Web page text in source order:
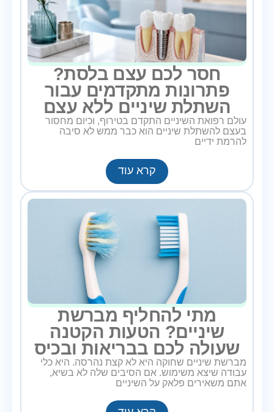
חסר לכם עצם בלסת?
פתרונות מתקדמים עבור
השתלת שיניים ללא עצם
עולם רפואת השיניים התקדם בטירוף, וכיום מחסור
בעצם להשתלת שיניים הוא כבר ממש לא סיבה
להרמת ידיים
קרא עוד
מתי להחליף מברשת
שיניים? הטעות הקטנה
שעולה לכם בבריאות ובכיס
מברשת שיניים שחוקה היא לא קצת נהרסה. היא כלי
עבודה שיצא משימוש. אם הסיבים שלה לא בשיא,
אתם משאירים פלאק על השיניים